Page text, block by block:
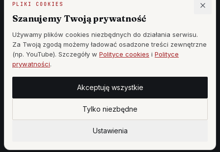
PLIKI COOKIES
Szanujemy Twoją prywatność
Używamy plików cookies niezbędnych do działania serwisu.
Za Twoją zgodą możemy ładować osadzone treści zewnętrzne
(np. YouTube). Szczegóły w Polityce cookies i Polityce
prywatności.
Akceptuję wszystkie
Tylko niezbędne
Ustawienia
Cennik
StronyzAI.pl
Ustawienia cookiesPANEL REDAKCJI